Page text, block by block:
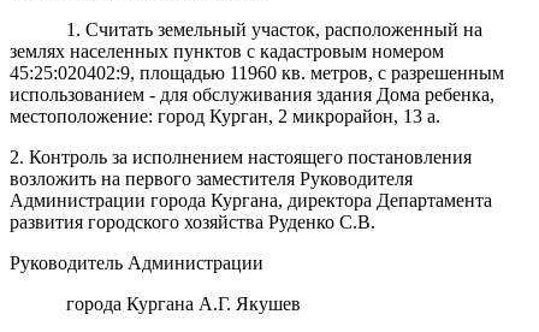
1. Считать земельный участок, расположенный на
землях населенных пунктов с кадастровым номером
45:25:020402:9, площадью 11960 кв. метров, с разрешенным
использованием - для обслуживания здания Дома ребенка,
местоположение: город Курган, 2 микрорайон, 13 а.
2. Контроль за исполнением настоящего постановления
возложить на первого заместителя Руководителя
Администрации города Кургана, директора Департамента
развития городского хозяйства Руденко С.В.
Руководитель Администрации
города Кургана А.Г. Якушев